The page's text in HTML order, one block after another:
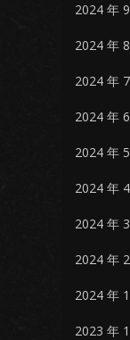
2024 年
2024 年
2024 年
2024 年
2024 年
2024 年
2024 年
2024 年
2024 年
2023 年